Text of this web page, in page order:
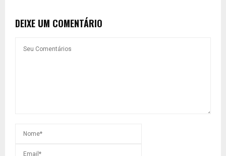
DEIXE UM COMENTÁRIO